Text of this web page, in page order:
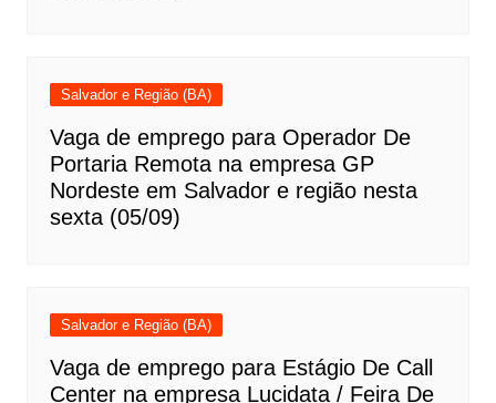
Salvador e Região (BA)
Vaga de emprego para Operador De
Portaria Remota na empresa GP
Nordeste em Salvador e região nesta
sexta (05/09)
Salvador e Região (BA)
Vaga de emprego para Estágio De Call
Center na empresa Lucidata / Feira De